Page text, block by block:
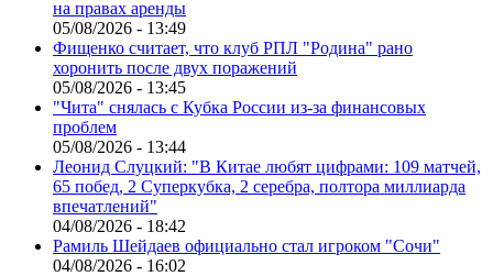
на правах аренды
05/08/2026 - 13:49
Фищенко считает, что клуб РПЛ "Родина" рано
хоронить после двух поражений
05/08/2026 - 13:45
"Чита" снялась с Кубка России из-за финансовых
проблем
05/08/2026 - 13:44
Леонид Слуцкий: "В Китае любят цифрами: 109 матчей,
65 побед, 2 Суперкубка, 2 серебра, полтора миллиарда
впечатлений"
04/08/2026 - 18:42
Рамиль Шейдаев официально стал игроком "Сочи"
04/08/2026 - 16:02